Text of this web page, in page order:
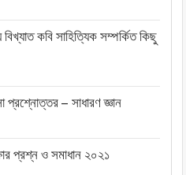
বিখ্যাত কবি সাহিত্যিক সম্পর্কিত কিছু
প্রশ্নোত্তর – সাধারণ জ্ঞান
প্রশ্ন ও সমাধান ২০২১